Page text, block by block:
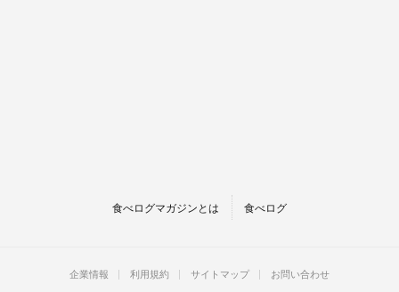
食べログマガジンとは 食べログ
企業情報 利用規約 サイトマップ お問い合わせ